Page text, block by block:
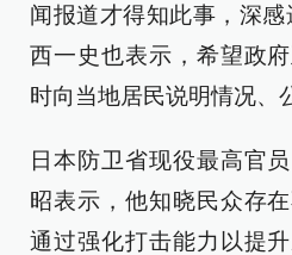
闻报道才得知此事，深
西一史也表示，希望政
时向当地居民说明情况、
日本防卫省现役最高官
昭表示，他知晓民众存
通过强化打击能力以提